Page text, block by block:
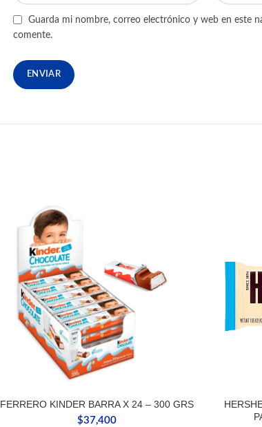
Guarda mi nombre, correo electrónico y web en este
comente.
FERRERO KINDER BARRA X 24 – 300 GRS
$37,400